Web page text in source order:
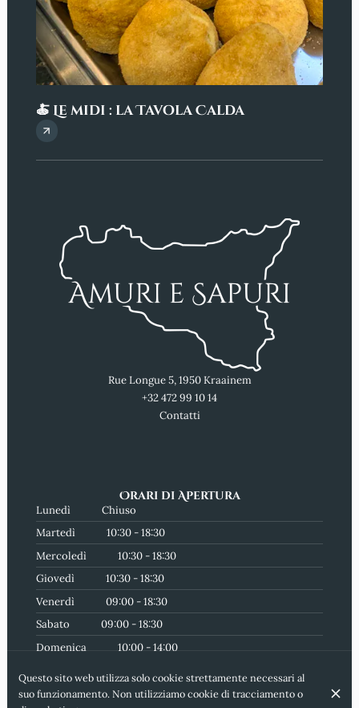
🍝 Le midi : la Tavola Calda
Rue Longue 5, 1950 Kraainem
+32 472 99 10 14
Contatti
Orari di Apertura
Lunedì
Chiuso
Martedì
10:30 - 18:30
Mercoledì
10:30 - 18:30
Giovedì
10:30 - 18:30
Venerdì
09:00 - 18:30
Sabato
09:00 - 18:30
Domenica
10:00 - 14:00
Questo sito web utilizza solo cookie strettamente necessari al
suo funzionamento. Non utilizziamo cookie di tracciamento o